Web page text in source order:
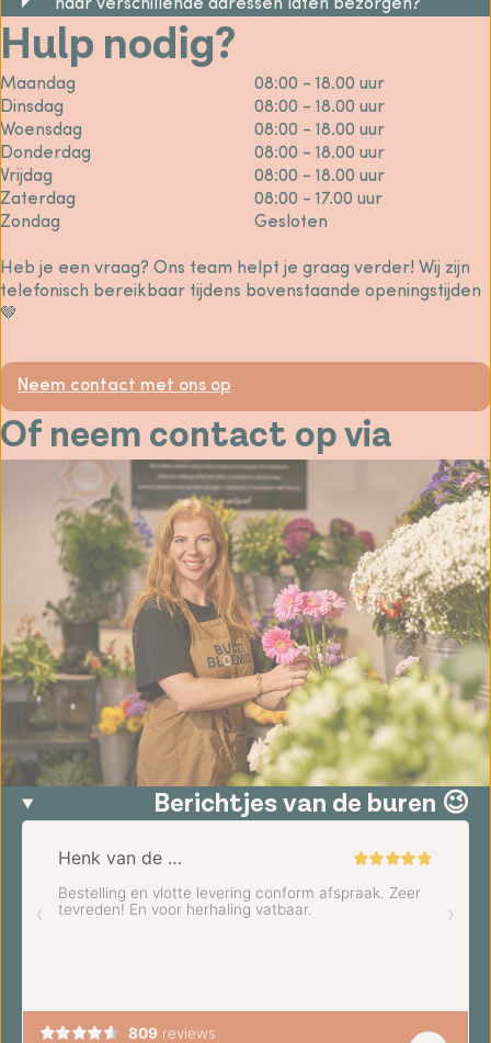
naar verschillende adressen laten bezorgen?
Hulp nodig?
Maandag
Dinsdag
Woensdag
Donderdag
Vrijdag
Zaterdag
Zondag
08:00 - 18.00 uur
08:00 - 18.00 uur
08:00 - 18.00 uur
08:00 - 18.00 uur
08:00 - 18.00 uur
08:00 - 17.00 uur
Gesloten
Heb je een vraag? Ons team helpt je graag verder! Wij zijn
telefonisch bereikbaar tijdens bovenstaande openingstijden
🤎
Neem contact met ons op
Of neem contact op via
Berichtjes van de buren 😉